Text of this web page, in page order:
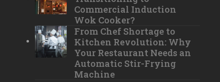
Commercial Induction
Wok Cooker?
From Chef Shortage to
Kitchen Revolution: Why
Your Restaurant Needs an
Automatic Stir-Frying
Machine